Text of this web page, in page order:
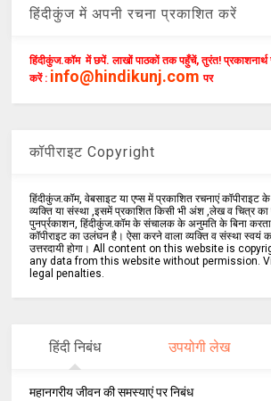
हिंदीकुंज में अपनी रचना प्रकाशित करें
हिंदीकुंज.कॉम में छपें. लाखों पाठकों तक पहुँचें, तुरंत!
करें : info@hindikunj.com पर
कॉपीराइट Copyright
हिंदीकुंज.कॉम, वेबसाइट या एप्स में प्रकाशित रचनाएं कॉपीराइट
व्यक्ति या संस्था ,इसमें प्रकाशित किसी भी अंश ,लेख व चित्र
पुनर्प्रकाशन, हिंदीकुंज.कॉम के संचालक के अनुमति के बिना
कॉपीराइट का उलंघन है। ऐसा करने वाला व्यक्ति व संस्था स्वयं
उत्तरदायी होगा। All content on this website is
any data from this website without permission.
legal penalties.
हिंदी निबंध उपयोगी लेख
महानगरीय जीवन की समस्याएं पर निबंध